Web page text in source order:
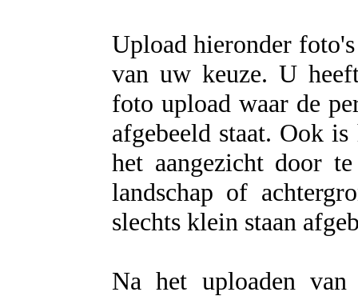
Upload hieronder
van uw keuze. U
foto upload waar de
afgebeeld staat. Ook
het aangezicht door
landschap of
slechts klein staan
Na het uploaden